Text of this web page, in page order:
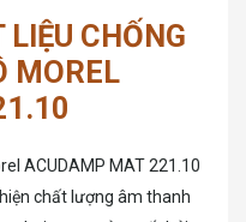
LIỆU CHỐNG
MOREL
ACUDAMP MAT 221.10
chất lượng âm thanh